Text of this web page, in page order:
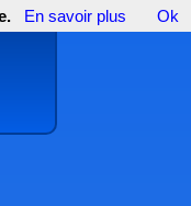
En savoir plus Ok